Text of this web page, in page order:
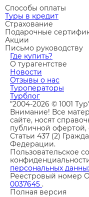
Способы оплаты
Туры в кредит
Страхование
Подарочные
Акции
Письмо руководству
Где купить?
О турагентстве
Новости
Отзывы о нас
Туроператоры
Турблог
"2004-2026 © 1001
Внимание! Все
сайте, носят
публичной
Статьи 437 (2)
Федерации.
Пользовательское
персональных
Реестровый номер
0037645 .
Полная версия